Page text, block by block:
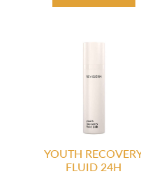
YOUTH
FLUID 24H